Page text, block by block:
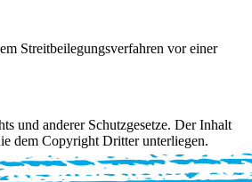
Streitbeilegungsverfahren vor einer
und anderer Schutzgesetze. Der Inhalt
dem Copyright Dritter unterliegen.